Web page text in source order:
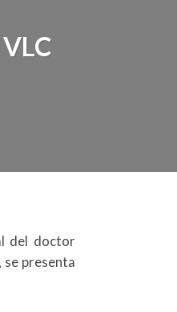
del doctor
presenta